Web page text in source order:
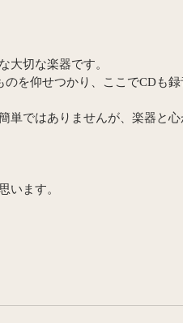
大切な楽器です。
を仰せつかり、ここでCDも録
単ではありませんが、楽器と
います。